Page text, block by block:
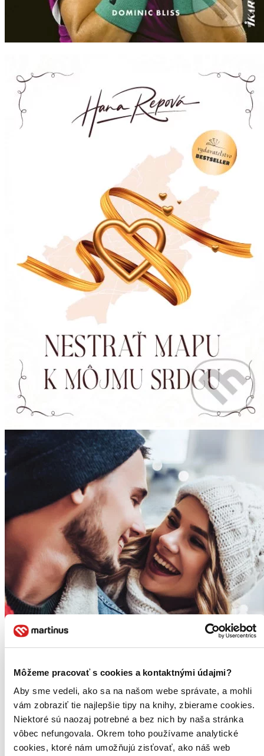
Môžeme pracovať s cookies a kontaktnými údajmi?
Aby sme vedeli, ako sa na našom webe správate, a mohli
vám zobraziť tie najlepšie tipy na knihy, zbierame cookies.
Niektoré sú naozaj potrebné a bez nich by naša stránka
vôbec nefungovala. Okrem toho používame analytické
cookies, ktoré nám umožňujú zisťovať, ako náš web